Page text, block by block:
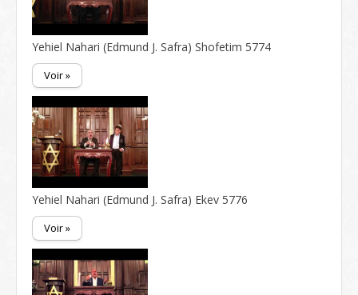
Yehiel Nahari (Edmund J. Safra) Shofetim 5774
Voir »
Yehiel Nahari (Edmund J. Safra) Ekev 5776
Voir »